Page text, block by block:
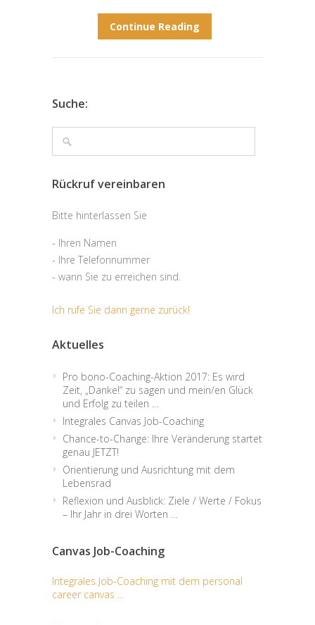
Continue Reading
Suche:
Rückruf vereinbaren
Bitte hinterlassen Sie
- Ihren Namen
- Ihre Telefonnummer
- wann Sie zu erreichen sind.
Ich rufe Sie dann gerne zurück!
Aktuelles
Pro bono-Coaching-Aktion 2017: Es wird
Zeit, „Danke!“ zu sagen und mein/en Glück
und Erfolg zu teilen …
Integrales Canvas Job-Coaching
Chance-to-Change: Ihre Veränderung startet
genau JETZT!
Orientierung und Ausrichtung mit dem
Lebensrad
Reflexion und Ausblick: Ziele / Werte / Fokus
– Ihr Jahr in drei Worten …
Canvas Job-Coaching
Integrales Job-Coaching mit dem personal
career canvas ...